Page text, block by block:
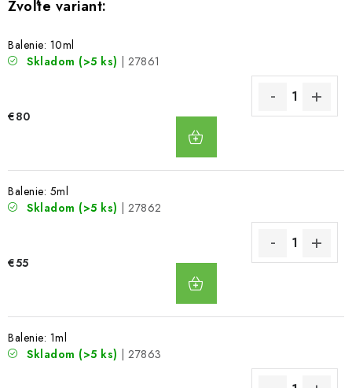
Balenie: 10ml
Skladom (>5 ks) | 27861
€80
Balenie: 5ml
Skladom (>5 ks) | 27862
€55
Balenie: 1ml
Skladom (>5 ks) | 27863